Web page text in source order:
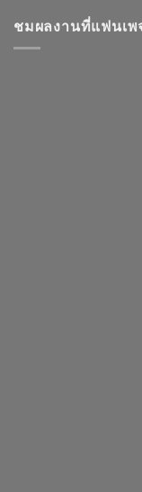
ชมผลงานที่แฟนเพ